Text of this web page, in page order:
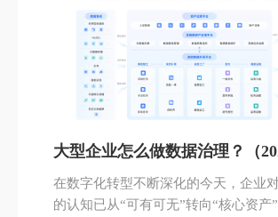
大型企业怎么做数据治理？（
更新）
在数字化转型不断深化的今天，企业
的认知已从“可有可无”转向“核心资产